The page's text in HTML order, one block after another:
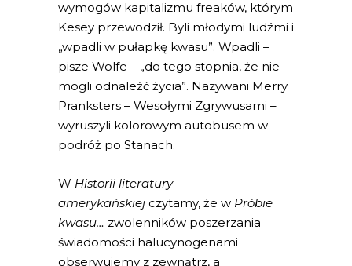
wymogów kapitalizmu freaków, którym
Kesey przewodził. Byli młodymi ludźmi i
„wpadli w pułapkę kwasu”. Wpadli –
pisze Wolfe – „do tego stopnia, że nie
mogli odnaleźć życia”. Nazywani Merry
Pranksters – Wesołymi Zgrywusami –
wyruszyli kolorowym autobusem w
podróż po Stanach.
W Historii literatury
amerykańskiej czytamy, że w Próbie
kwasu… zwolenników poszerzania
świadomości halucynogenami
obserwujemy z zewnątrz, a